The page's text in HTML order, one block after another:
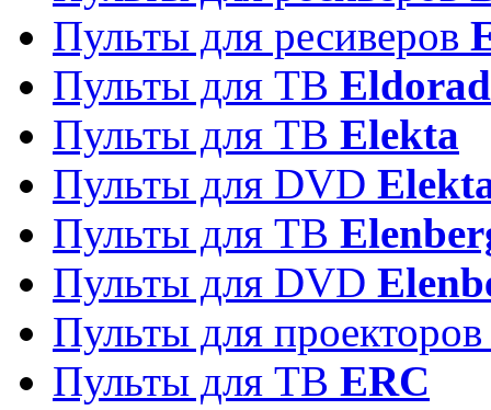
Пульты для ресиверов
Пульты для ТВ
Пульты для ТВ Elekta
Пульты для DVD
Пульты для ТВ
Пульты для DVD
Пульты для
Пульты для ТВ ERC